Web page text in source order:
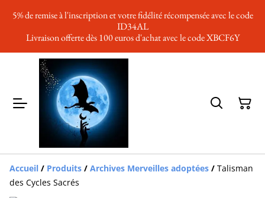
5% de remise à l'inscription et votre fidélité récompensée avec le code
ID34AL
Livraison offerte dès 100 euros d'achat avec le code XBCF6Y
Accueil / Produits / Archives Merveilles adoptées / Talisman
des Cycles Sacrés